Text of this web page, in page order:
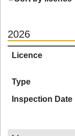
2026
Licence
Type
Inspection Date